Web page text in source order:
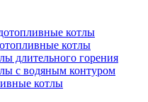
котлы
котлы
длительного горения
с водяным контуром
котлы